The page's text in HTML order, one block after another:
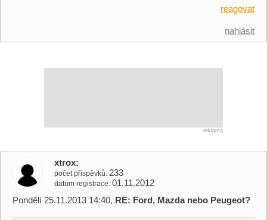
reagovat
nahlásit
reklama
xtrox
počet příspěvků 233
datum registrace 01.11.2012
Pondělí 25.11.2013 14:40, RE: Ford, Mazda nebo Peugeot?